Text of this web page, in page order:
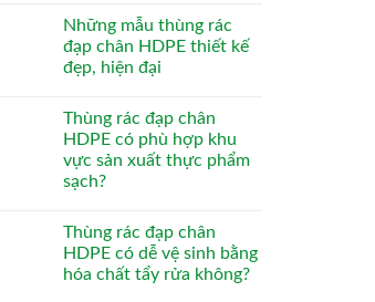
Những mẫu thùng rác
đạp chân HDPE thiết kế
đẹp, hiện đại
Thùng rác đạp chân
HDPE có phù hợp khu
vực sản xuất thực phẩm
sạch?
Thùng rác đạp chân
HDPE có dễ vệ sinh bằng
hóa chất tẩy rửa không?